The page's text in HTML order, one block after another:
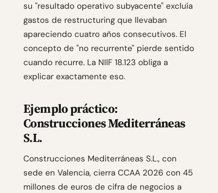
su "resultado operativo subyacente" excluía
gastos de restructuring que llevaban
apareciendo cuatro años consecutivos. El
concepto de "no recurrente" pierde sentido
cuando recurre. La NIIF 18.123 obliga a
explicar exactamente eso.
Ejemplo práctico:
Construcciones Mediterráneas
S.L.
Construcciones Mediterráneas S.L., con
sede en Valencia, cierra CCAA 2026 con 45
millones de euros de cifra de negocios a